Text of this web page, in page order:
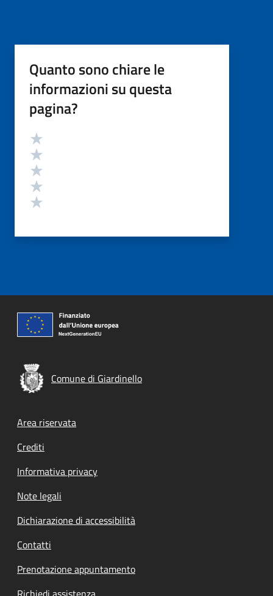
Quanto sono chiare le
informazioni su questa
pagina?
Valutazione
Comune di Giardinello
Footer menu
Area riservata
Crediti
Informativa privacy
Note legali
Dichiarazione di accessibilità
Contatti
Prenotazione appuntamento